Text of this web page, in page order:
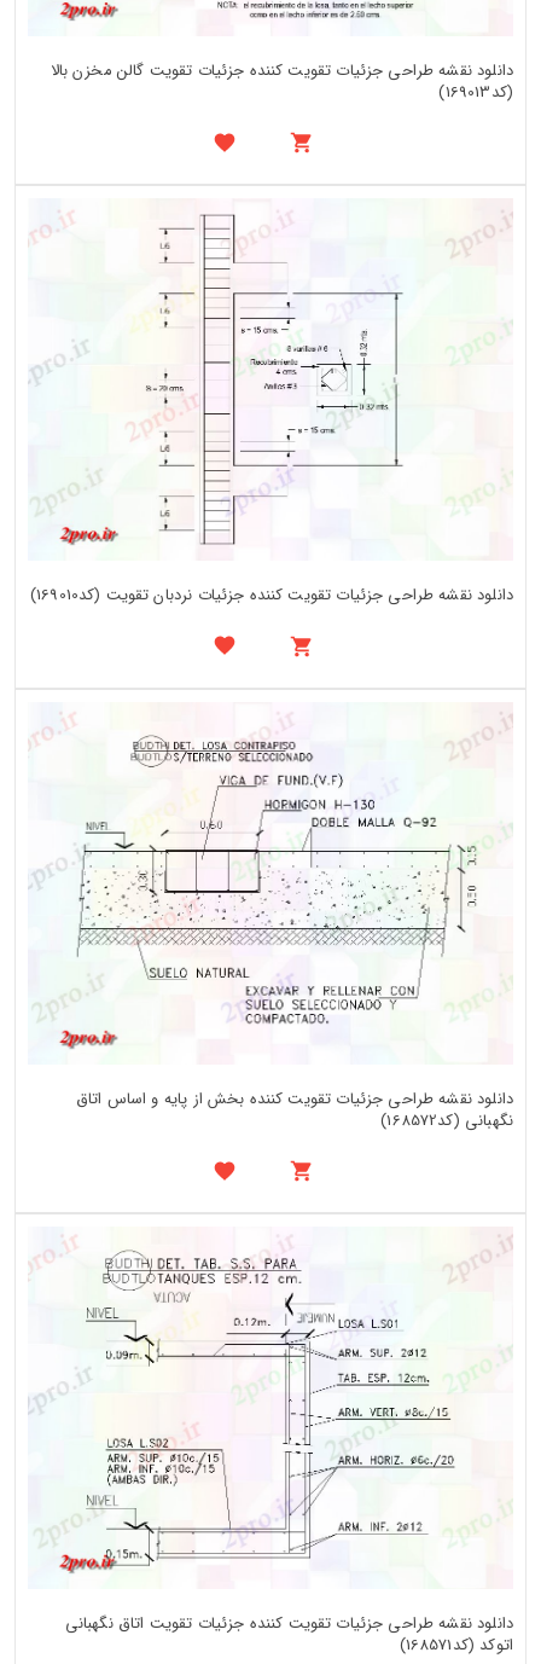
دانلود نقشه طراحی جزئیات تقویت کننده جزئیات تقویت گالن مخزن بالا
(کد169013)
دانلود نقشه طراحی جزئیات تقویت کننده جزئیات نردبان تقویت (کد169010)
دانلود نقشه طراحی جزئیات تقویت کننده بخش از پایه و اساس اتاق
نگهبانی (کد168572)
دانلود نقشه طراحی جزئیات تقویت کننده جزئیات تقویت اتاق نگهبانی
اتوکد (کد168571)